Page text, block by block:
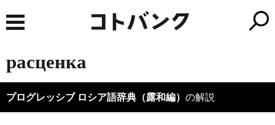
расценка
プログレッシブ ロシア語辞典（露和編） の解説